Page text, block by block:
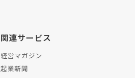
関連サービス
経営マガジン
起業新聞